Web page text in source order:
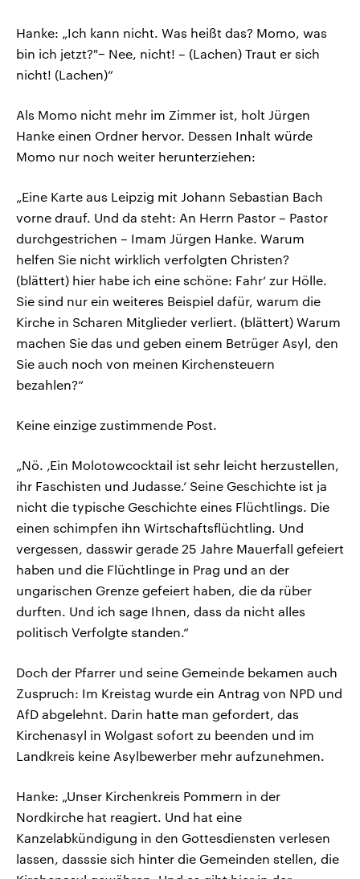
Hanke: „Ich kann nicht. Was heißt das? Momo, was
bin ich jetzt?"− Nee, nicht! – (Lachen) Traut er sich
nicht! (Lachen)“
Als Momo nicht mehr im Zimmer ist, holt Jürgen
Hanke einen Ordner hervor. Dessen Inhalt würde
Momo nur noch weiter herunterziehen:
„Eine Karte aus Leipzig mit Johann Sebastian Bach
vorne drauf. Und da steht: An Herrn Pastor – Pastor
durchgestrichen – Imam Jürgen Hanke. Warum
helfen Sie nicht wirklich verfolgten Christen?
(blättert) hier habe ich eine schöne: Fahr‘ zur Hölle.
Sie sind nur ein weiteres Beispiel dafür, warum die
Kirche in Scharen Mitglieder verliert. (blättert) Warum
machen Sie das und geben einem Betrüger Asyl, den
Sie auch noch von meinen Kirchensteuern
bezahlen?“
Keine einzige zustimmende Post.
„Nö. ‚Ein Molotowcocktail ist sehr leicht herzustellen,
ihr Faschisten und Judasse.‘ Seine Geschichte ist ja
nicht die typische Geschichte eines Flüchtlings. Die
einen schimpfen ihn Wirtschaftsflüchtling. Und
vergessen, dasswir gerade 25 Jahre Mauerfall gefeiert
haben und die Flüchtlinge in Prag und an der
ungarischen Grenze gefeiert haben, die da rüber
durften. Und ich sage Ihnen, dass da nicht alles
politisch Verfolgte standen.“
Doch der Pfarrer und seine Gemeinde bekamen auch
Zuspruch: Im Kreistag wurde ein Antrag von NPD und
AfD abgelehnt. Darin hatte man gefordert, das
Kirchenasyl in Wolgast sofort zu beenden und im
Landkreis keine Asylbewerber mehr aufzunehmen.
Hanke: „Unser Kirchenkreis Pommern in der
Nordkirche hat reagiert. Und hat eine
Kanzelabkündigung in den Gottesdiensten verlesen
lassen, dasssie sich hinter die Gemeinden stellen, die